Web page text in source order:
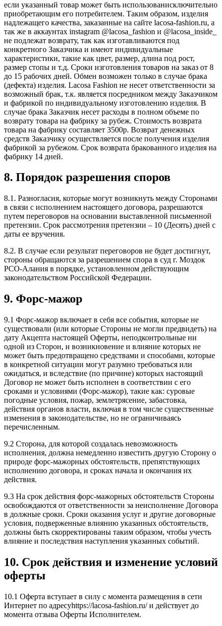
если указанный товар может быть использованисключительно
приобретающим его потребителем. Таким образом, изделия
надлежащего качества, заказанные на сайте lacosa-fashion.ru, а
так же в аккаунтах instagram @lacosa_fashion и @lacosa_inside_
не подлежат возврату, так как изготавливаются под
конкретного Заказчика и имеют индивидуальные
характеристики, такие как цвет, размер, длина под рост,
размер стопы и т.д. Сроки изготовления товаров на заказ от 8
до 15 рабочих дней. Обмен возможен только в случае брака
(дефекта) изделия. Lacosa Fashion не несет ответственности за
возможный брак, т.к. является посредником между Заказчиком
и фабрикой по индивидуальному изготовлению изделия. В
случае брака Заказчик несет расходы в полном объеме по
возврату товара на фабрику за рубеж. Стоимость возврата
товара на фабрику составляет 3500р. Возврат денежных
средств Заказчику осуществляется после получения изделия
фабрикой за рубежом. Срок возврата бракованного изделия на
фабрику 14 дней.
8. Порядок разрешения споров
8.1. Разногласия, которые могут возникнуть между Сторонами
в связи с исполнением настоящего договора, разрешаются
путем переговоров на основании выставленной письменной
претензии. Срок рассмотрения претензии – 10 (Десять) дней с
даты ее вручения.
8.2. В случае если результат переговоров не будет достигнут,
стороны обращаются за разрешением спора в суд г. Моздок
РСО-Алания в порядке, установленном действующим
законодательством Российской Федерации.
9. Форс-мажор
9.1 Форс-мажор включает в себя все события, которые не
существовали (или которые Стороны не могли предвидеть) на
дату Акцепта настоящей Оферты, неподконтрольные ни
одной из Сторон, и возникновение и влияние которых не
может быть предотвращено средствами и способами, которые
в конкретной ситуации могут разумно требоваться или
ожидаться, и вследствие (по причине) которых настоящий
Договор не может быть исполнен в соответствии с его
сроками и условиями (Форс-мажор), такие как: суровые
погодные условия, пожар, землетрясение, забастовка,
действия органов власти, включая в том числе существенные
изменения в законодательстве, но не ограничиваясь
перечисленным.
9.2 Сторона, для которой создалась невозможность
исполнения, должна немедленно известить другую Сторону о
природе форс-мажорных обстоятельств, препятствующих
исполнению договора, и сроках начала и окончания их
действия.
9.3 На срок действия форс-мажорных обстоятельств Стороны
освобождаются от ответственности за неисполнение Договора
в должные сроки. Сроки оказания услуг и другие договорные
условия, подверженные влиянию указанных обстоятельств,
должны быть скорректированы таким образом, чтобы учесть
влияние и последствия наступления указанных событий.
10. Срок действия и изменение условий
оферты
10.1 Оферта вступает в силу с момента размещения в сети
Интернет по адресуhttps://lacosa-fashion.ru/ и действует до
момента отзыва Оферты Исполнителем.